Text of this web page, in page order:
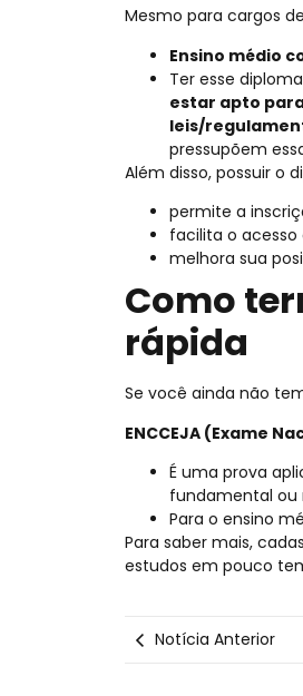
Mesmo para cargos
Ensino médio
Ter esse
estar apto
leis/
pressupõem
Além disso, possuir o
permite a
facilita o acesso
melhora sua
Como
rápida
Se você ainda não
ENCCEJA (Exame
É uma prova
fundamental ou
Para o ensino
Para saber mais,
estudos em pouco
Notícia Anterior